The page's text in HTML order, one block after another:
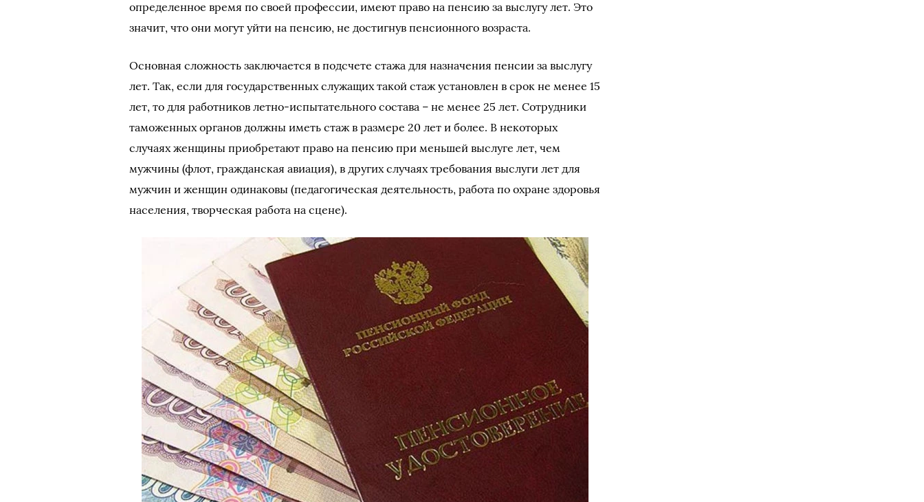
определенное время по своей профессии, имеют право на пенсию за выслугу лет. Это
значит, что они могут уйти на пенсию, не достигнув пенсионного возраста.
Основная сложность заключается в подсчете стажа для назначения пенсии за выслугу
лет. Так, если для государственных служащих такой стаж установлен в срок не менее 15
лет, то для работников летно-испытательного состава – не менее 25 лет. Сотрудники
таможенных органов должны иметь стаж в размере 20 лет и более. В некоторых
случаях женщины приобретают право на пенсию при меньшей выслуге лет, чем
мужчины (флот, гражданская авиация), в других случаях требования выслуги лет для
мужчин и женщин одинаковы (педагогическая деятельность, работа по охране здоровья
населения, творческая работа на сцене).